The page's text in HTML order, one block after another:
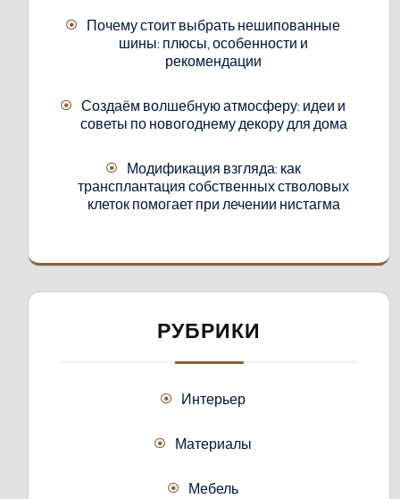
Почему стоит выбрать нешипованные
шины: плюсы, особенности и
рекомендации
Создаём волшебную атмосферу: идеи и
советы по новогоднему декору для дома
Модификация взгляда: как
трансплантация собственных стволовых
клеток помогает при лечении нистагма
РУБРИКИ
Интерьер
Материалы
Мебель